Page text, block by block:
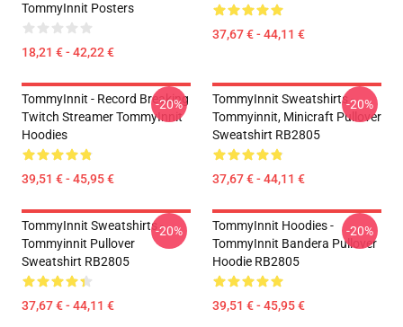
TommyInnit Posters
18,21 € - 42,22 €
37,67 € - 44,11 €
TommyInnit - Record Breaking
Twitch Streamer TommyInnit
Hoodies
39,51 € - 45,95 €
-20%
TommyInnit Sweatshirts -
Tommyinnit, Minicraft Pullover
Sweatshirt RB2805
37,67 € - 44,11 €
-20%
TommyInnit Sweatshirts -
Tommyinnit Pullover
Sweatshirt RB2805
37,67 € - 44,11 €
-20%
TommyInnit Hoodies -
TommyInnit Bandera Pullover
Hoodie RB2805
39,51 € - 45,95 €
-20%